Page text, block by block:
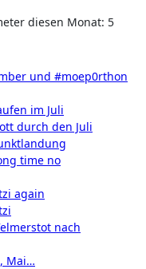
diesen Monat: 5
und #moep0rthon
im Juli
durch den Juli
time no
again
nach
Mai…